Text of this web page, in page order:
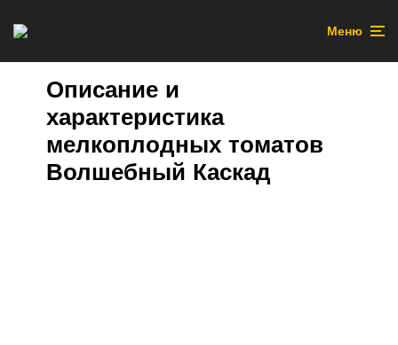
Меню
Описание и
характеристика
мелкоплодных томатов
Волшебный Каскад